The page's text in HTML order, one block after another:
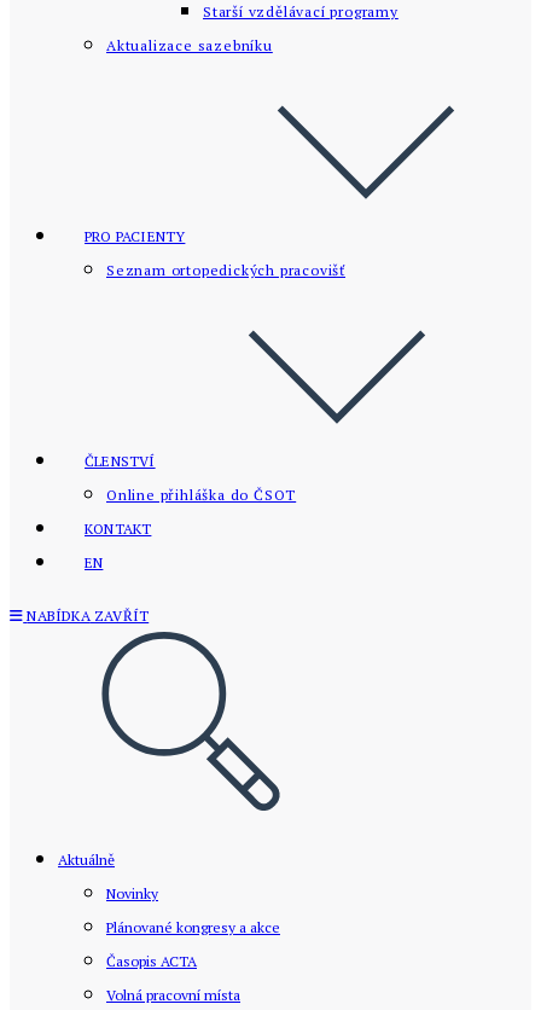
Starší vzdělávací­ programy
Aktualizace sazebníku
PRO PACIENTY
Seznam ortopedických pracovišť
ČLENSTVÍ
Online přihláška do ČSOT
KONTAKT
EN
NABÍDKA ZAVŘÍT
Aktuálně
Novinky
Plánované kongresy a akce
Časopis ACTA
Volná pracovní místa